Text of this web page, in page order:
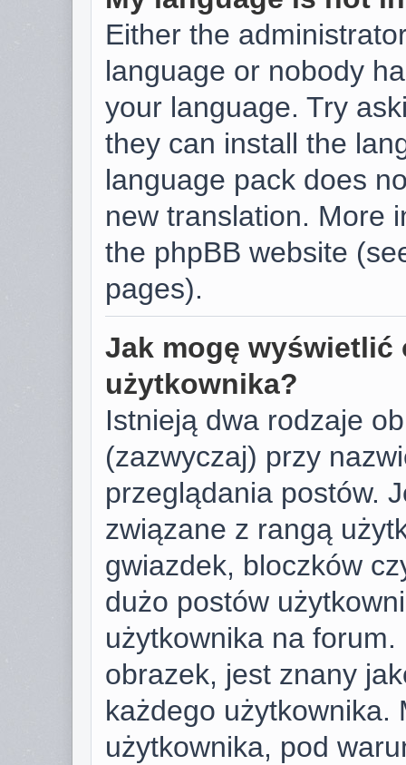
Either the
language or nobody
your language. Try
they can install the
language pack does
new translation. More
the phpBB website
pages).
Jak mogę wyświetlić
użytkownika?
Istnieją dwa rodzaje
(zazwyczaj) przy
przeglądania postów.
związane z rangą
gwiazdek, bloczków
dużo postów
użytkownika na
obrazek, jest znany
każdego użytkownika.
użytkownika, pod